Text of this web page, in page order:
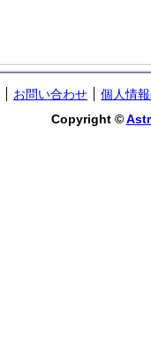
お問い合わせ
個人情
Copyright ©